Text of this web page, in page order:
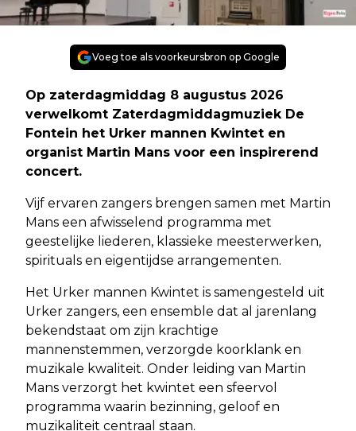
Voeg toe als voorkeursbron op Google
Op zaterdagmiddag 8 augustus 2026
verwelkomt Zaterdagmiddagmuziek De
Fontein het Urker mannen Kwintet en
organist Martin Mans voor een inspirerend
concert.
Vijf ervaren zangers brengen samen met Martin
Mans een afwisselend programma met
geestelijke liederen, klassieke meesterwerken,
spirituals en eigentijdse arrangementen.
Het Urker mannen Kwintet is samengesteld uit
Urker zangers, een ensemble dat al jarenlang
bekendstaat om zijn krachtige
mannenstemmen, verzorgde koorklank en
muzikale kwaliteit. Onder leiding van Martin
Mans verzorgt het kwintet een sfeervol
programma waarin bezinning, geloof en
muzikaliteit centraal staan.